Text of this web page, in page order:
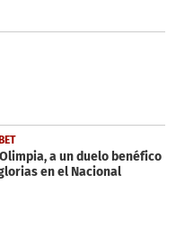
a un duelo benéfico
en el Nacional